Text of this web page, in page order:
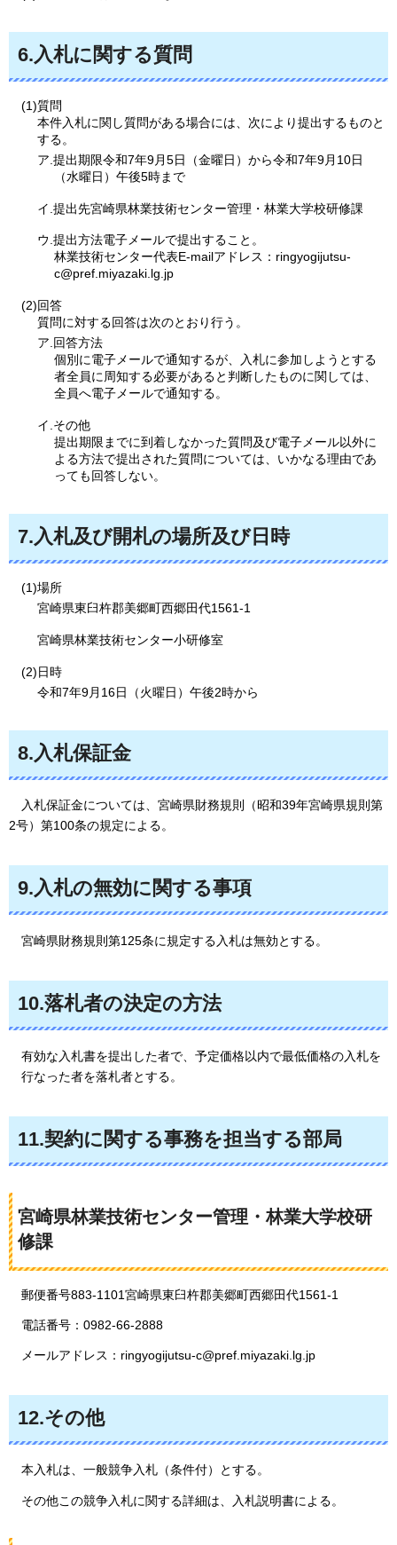
6.入札に関する質問
(1)質問
本件入札に関し質問がある場合には、次により提出するものと
する。
ア.提出期限令和7年9月5日（金曜日）から令和7年9月10日
（水曜日）午後5時まで
イ.提出先宮崎県林業技術センター管理・林業大学校研修課
ウ.提出方法電子メールで提出すること。
林業技術センター代表E-mailアドレス：ringyogijutsu-
c@pref.miyazaki.lg.jp
(2)回答
質問に対する回答は次のとおり行う。
ア.回答方法
個別に電子メールで通知するが、入札に参加しようとする
者全員に周知する必要があると判断したものに関しては、
全員へ電子メールで通知する。
イ.その他
提出期限までに到着しなかった質問及び電子メール以外に
よる方法で提出された質問については、いかなる理由であ
っても回答しない。
7.入札及び開札の場所及び日時
(1)場所
宮崎県東臼杵郡美郷町西郷田代1561-1
宮崎県林業技術センター小研修室
(2)日時
令和7年9月16日（火曜日）午後2時から
8.入札保証金
入札保証金については、宮崎県財務規則（昭和39年宮崎県規則第
2号）第100条の規定による。
9.入札の無効に関する事項
宮崎県財務規則第125条に規定する入札は無効とする。
10.落札者の決定の方法
有効な入札書を提出した者で、予定価格以内で最低価格の入札を
行なった者を落札者とする。
11.契約に関する事務を担当する部局
宮崎県林業技術センター管理・林業大学校研
修課
郵便番号883-1101宮崎県東臼杵郡美郷町西郷田代1561-1
電話番号：0982-66-2888
メールアドレス：ringyogijutsu-c@pref.miyazaki.lg.jp
12.その他
本入札は、一般競争入札（条件付）とする。
その他この競争入札に関する詳細は、入札説明書による。